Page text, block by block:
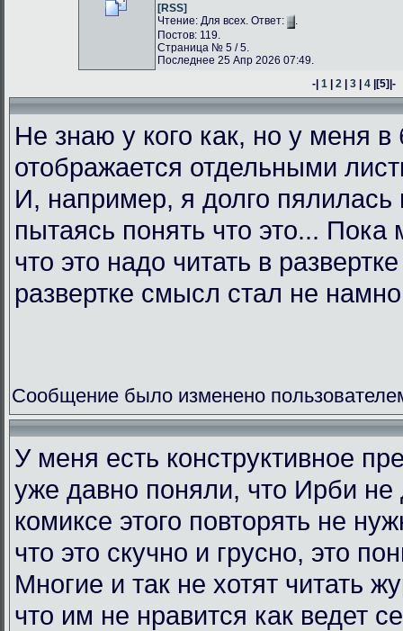
[RSS]
Чтение: Для всех. Ответ:
.
Постов: 119.
Страница № 5 / 5.
Последнее 25 Апр 2026 07:49.
-|1 |2 |3 |4 |[5]|-
Не знаю у кого как, но у меня в
отображается отдельными
И, например, я долго пялилась
пытаясь понять что это... Пока
что это надо читать в
развертке смысл стал не
Сообщение было изменено
У меня есть конструктивное
уже давно поняли, что Ирби не
комиксе этого повторять не
что это скучно и грусно, это
Многие и так не хотят читать
что им не нравится как ведет